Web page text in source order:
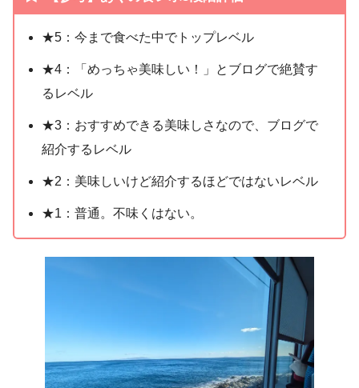
★5：今まで食べた中でトップレベル
★4：「めっちゃ美味しい！」とブログで絶賛す
るレベル
★3：おすすめできる美味しさなので、ブログで
紹介するレベル
★2：美味しいけど紹介するほどではないレベル
★1：普通。不味くはない。